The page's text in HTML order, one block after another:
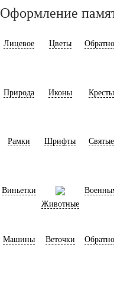
Оформление
Лицевое Цветы
Природа Иконы Кресты
Рамки Шрифты Святые
Виньетки
Животные
Машины Веточки